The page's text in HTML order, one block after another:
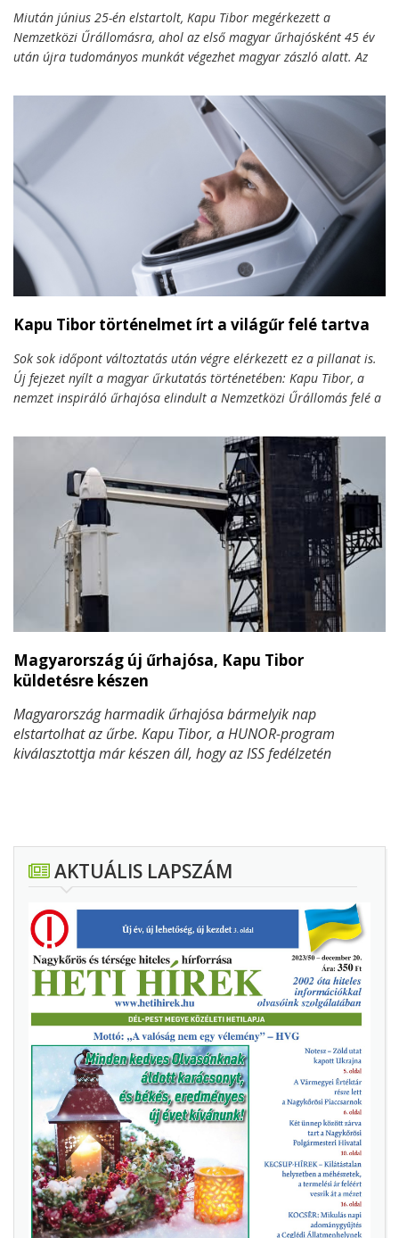
Miután június 25-én elstartolt, Kapu Tibor megérkezett a
Nemzetközi Űrállomásra, ahol az első magyar űrhajósként 45 év
után újra tudományos munkát végezhet magyar zászló alatt. Az
kísérleteké is volt a főszerep: mikrogravitációs vízcseppek, élő
muslicák és DNS-javító vizsgálatok is a program részei. A misszió
iránti érdeklődés pedig hatalmas – nemcsak Magyarországon,
hanem nemzetközi szinten is. Összefoglaljuk, mi történt eddig, és
mire számíthatunk még a küldetés hátralévő napjaiban.
Kapu Tibor történelmet írt a világűr felé tartva
Sok sok időpont változtatás után végre elérkezett ez a pillanat is.
Új fejezet nyílt a magyar űrkutatás történetében: Kapu Tibor, a
nemzet inspiráló űrhajósa elindult a Nemzetközi Űrállomás felé a
generációkon átívelő nemzeti álom kapott szárnyra.
Magyarország új űrhajósa, Kapu Tibor
küldetésre készen
Magyarország harmadik űrhajósa bármelyik nap
elstartolhat az űrbe. Kapu Tibor, a HUNOR-program
kiválasztottja már készen áll, hogy az ISS fedélzetén
minden fontos kérdésre választ adunk.
AKTUÁLIS LAPSZÁM